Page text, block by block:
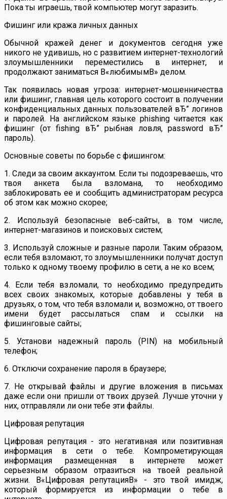
Пока ты играешь, твой компьютер могут заразить.
Фишинг или кража личных данных
Обычной кражей денег и документов сегодня уже
никого не удивишь, но с развитием интернет-технологий
злоумышленники переместились в интернет, и
продолжают заниматься В«любимымВ» делом.
Так появилась новая угроза: интернет-мошенничества
или фишинг, главная цель которого состоит в получении
конфиденциальных данных пользователей вЂ” логинов
и паролей. На английском языке phishing читается как
фишинг (от fishing вЂ” рыбная ловля, password вЂ”
пароль).
Основные советы по борьбе с фишингом:
1. Следи за своим аккаунтом. Если ты подозреваешь, что
твоя анкета была взломана, то необходимо
заблокировать ее и сообщить администраторам ресурса
об этом как можно скорее;
2. Используй безопасные веб-сайты, в том числе,
интернет-магазинов и поисковых систем;
3. Используй сложные и разные пароли. Таким образом,
если тебя взломают, то злоумышленники получат доступ
только к одному твоему профилю в сети, а не ко всем;
4. Если тебя взломали, то необходимо предупредить
всех своих знакомых, которые добавлены у тебя в
друзьях, о том, что тебя взломали и, возможно, от твоего
имени будет рассылаться спам и ссылки на
фишинговые сайты;
5. Установи надежный пароль (PIN) на мобильный
телефон;
6. Отключи сохранение пароля в браузере;
7. Не открывай файлы и другие вложения в письмах
даже если они пришли от твоих друзей. Лучше уточни у
них, отправляли ли они тебе эти файлы.
Цифровая репутация
Цифровая репутация - это негативная или позитивная
информация в сети о тебе. Компрометирующая
информация размещенная в интернете может
серьезным образом отразиться на твоей реальной
жизни. В«Цифровая репутацияВ» - это твой имидж,
который формируется из информации о тебе в